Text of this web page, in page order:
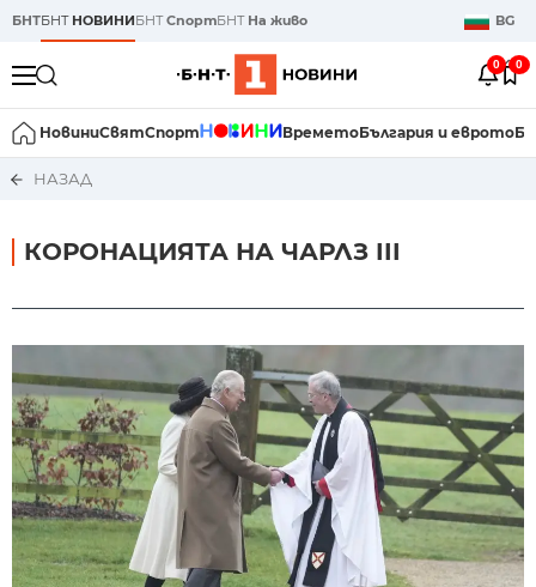
БНТБНТ НОВИНИБНТСпортБНТ На живо BG
0 0
НовиниСвятСпорт ВреметоБългария и еврото
НАЗАД
КОРОНАЦИЯТА НА ЧАРЛЗ III